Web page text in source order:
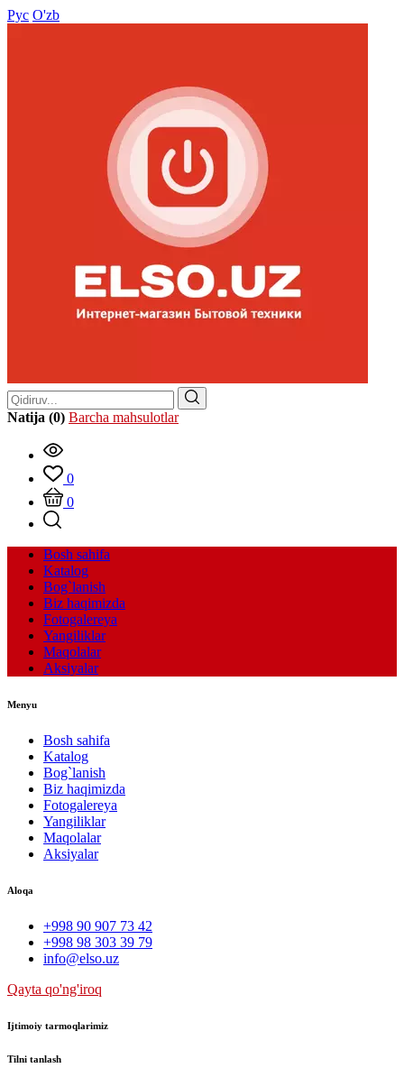
Рус O'zb
Natija (0) Barcha mahsulotlar
0
0
Bosh sahifa
Katalog
Bog`lanish
Biz haqimizda
Fotogalereya
Yangiliklar
Maqolalar
Aksiyalar
Menyu
Bosh sahifa
Katalog
Bog`lanish
Biz haqimizda
Fotogalereya
Yangiliklar
Maqolalar
Aksiyalar
Aloqa
+998 90 907 73 42
+998 98 303 39 79
info@elso.uz
Qayta qo'ng'iroq
Ijtimoiy tarmoqlarimiz
Tilni tanlash